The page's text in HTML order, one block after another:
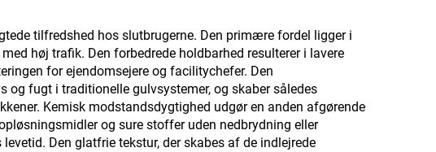
flerlaget
fintræsplade,
furneret
osv.
tilfredshed hos slutbrugerne. Den primære fordel ligger i
høj trafik. Den forbedrede holdbarhed resulterer i lavere
for ejendomsejere og facilitychefer. Den
fugt i traditionelle gulvsystemer, og skaber således
Kemisk modstandsdygtighed udgør en anden afgørende
og sure stoffer uden nedbrydning eller
Den glatfrie tekstur, der skabes af de indlejrede